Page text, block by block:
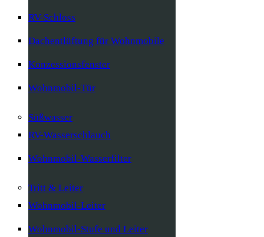
RV-Schloss
Dachentlüftung für Wohnmobile
Konzessionsfenster
Wohnmobil-Tür
Süßwasser
RV-Wasserschlauch
Wohnmobil-Wasserfilter
Tritt & Leiter
Wohnmobil-Leiter
Wohnmobil-Stufe und Leiter